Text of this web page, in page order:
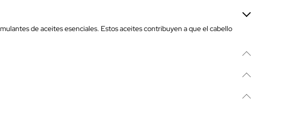
de aceites esenciales. Estos aceites contribuyen a que el cabello